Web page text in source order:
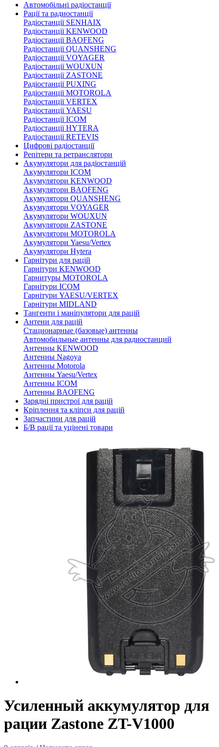
Автомобільні радіостанції
Рації та радиостанції
Радіостанції SENHAIX
Радіостанції KENWOOD
Радіостанції BAOFENG
Радіостанції QUANSHENG
Радіостанції VOYAGER
Радіостанції WOUXUN
Радіостанції ZASTONE
Радіостанції PUXING
Радіостанції MOTOROLA
Радіостанції VERTEX
Радіостанції YAESU
Радіостанції ICOM
Радіостанції HYTERA
Радіостанції RETEVIS
Цифрові радіостанції
Репітери та ретранслятори
Акумулятори для радіостанцій
Акумулятори ICOM
Акумулятори KENWOOD
Акумулятори BAOFENG
Акумулятори QUANSHENG
Акумулятори VOYAGER
Акумулятори WOUXUN
Акумулятори ZASTONE
Акумулятори MOTOROLA
Акумулятори Yaesu/Vertex
Акумулятори Hytera
Гарнітури для рацій
Гарнітури KENWOOD
Гарнитуры MOTOROLA
Гарнітури ICOM
Гарнітури YAESU/VERTEX
Гарнітури MIDLAND
Тангенти і маніпулятори для рацій
Антени для рацій
Стационарные (базовые) антенны
Автомобильные антенны для радиостанций
Антенны KENWOOD
Антенны Nagoya
Антенны Motorola
Антенны Yaesu/Vertex
Антенны ICOM
Антенны BAOFENG
Зарядні пристрої для рацій
Кріплення та кліпси для рацій
Запчастини для рацій
Б/В рації та уцінені товари
Усиленный аккумулятор для
рации Zastone ZT-V1000